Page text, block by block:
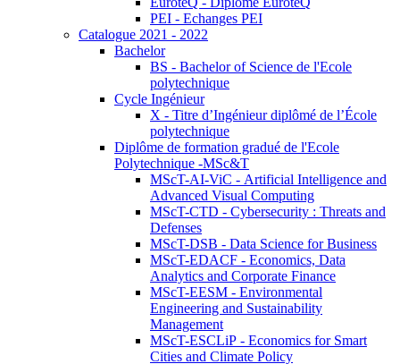
PEI - Echanges PEI
Catalogue 2021 - 2022
Bachelor
BS - Bachelor of Science de l'Ecole
polytechnique
Cycle Ingénieur
X - Titre d’Ingénieur diplômé de l’École
polytechnique
Diplôme de formation gradué de l'Ecole
Polytechnique -MSc&T
MScT-AI-ViC - Artificial Intelligence and
Advanced Visual Computing
MScT-CTD - Cybersecurity : Threats and
Defenses
MScT-DSB - Data Science for Business
MScT-EDACF - Economics, Data
Analytics and Corporate Finance
MScT-EESM - Environmental
Engineering and Sustainability
Management
MScT-ESCLiP - Economics for Smart
Cities and Climate Policy